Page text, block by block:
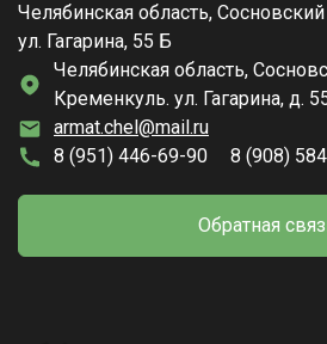
Челябинская область,
ул. Гагарина, 55 Б
Челябинская область,
Кременкуль. ул. Гагарина, д.
armat.chel@mail.ru
8 (951) 446-69-90
8 (908)
Обратная